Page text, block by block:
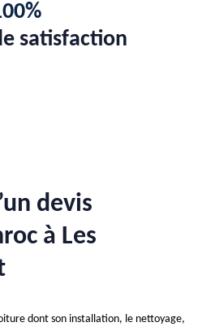
satisfaction
devis
à Les
dont son installation, le nettoyage,